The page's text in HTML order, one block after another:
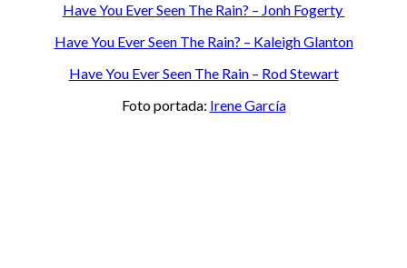
Have You Ever Seen The Rain? – Jonh Fogerty
Have You Ever Seen The Rain? – Kaleigh Glanton
Have You Ever Seen The Rain – Rod Stewart
Foto portada: Irene García